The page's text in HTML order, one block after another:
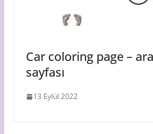
Car coloring page –
sayfası
13 Eylül 2022